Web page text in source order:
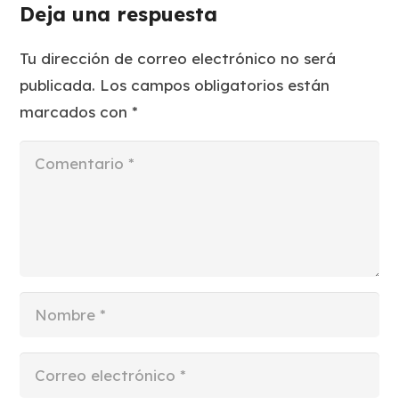
Deja una respuesta
Tu dirección de correo electrónico no será
publicada. Los campos obligatorios están
marcados con*